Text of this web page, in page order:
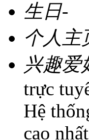
生日-
个人主
兴趣爱
trực
Hệ
cao